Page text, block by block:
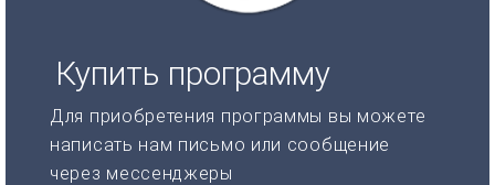
Купить программу
Для приобретения программы вы можете
написать нам письмо или сообщение
через мессенджеры